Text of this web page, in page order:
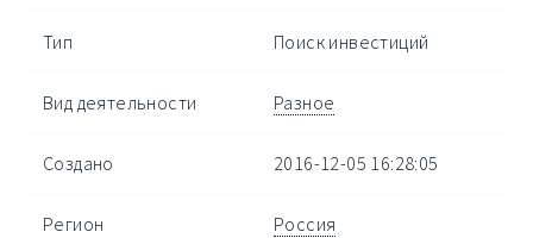
Тип Поиск инвестиций
Вид деятельности Разное
Создано 2016-12-05 16:28:05
Регион Россия